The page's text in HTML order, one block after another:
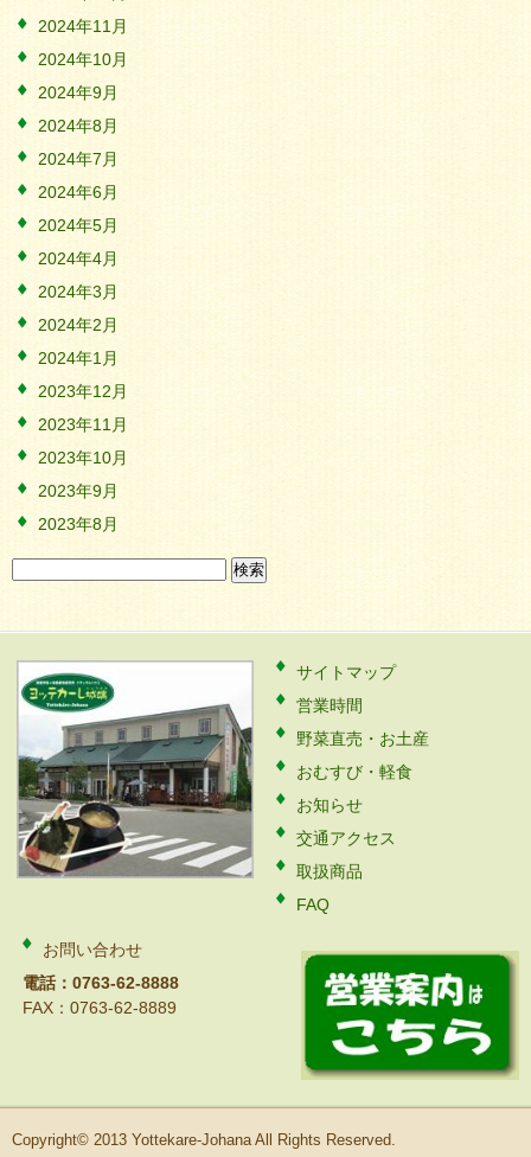
2024年11月
2024年10月
2024年9月
2024年8月
2024年7月
2024年6月
2024年5月
2024年4月
2024年3月
2024年2月
2024年1月
2023年12月
2023年11月
2023年10月
2023年9月
2023年8月
検
索:
サイトマップ
営業時間
野菜直売・お土産
おむすび・軽食
お知らせ
交通アクセス
取扱商品
FAQ
お問い合わせ
電話：0763-62-8888
FAX：0763-62-8889
Copyright© 2013 Yottekare-Johana All Rights Reserved.